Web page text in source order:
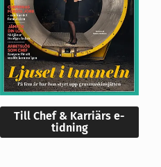
Till Chef & Karriärs e-
tidning